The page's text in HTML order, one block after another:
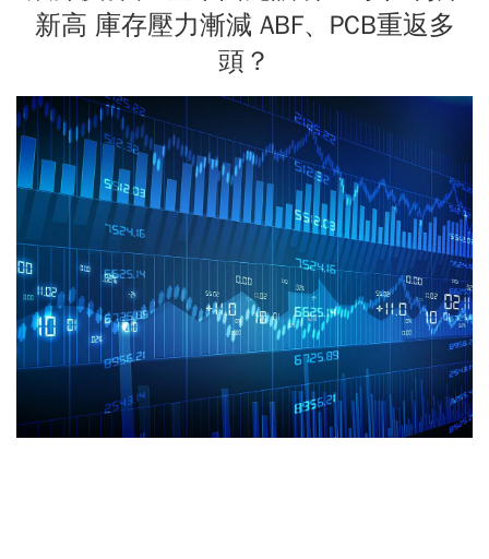
新高 庫存壓力漸減 ABF、PCB重返多
頭？